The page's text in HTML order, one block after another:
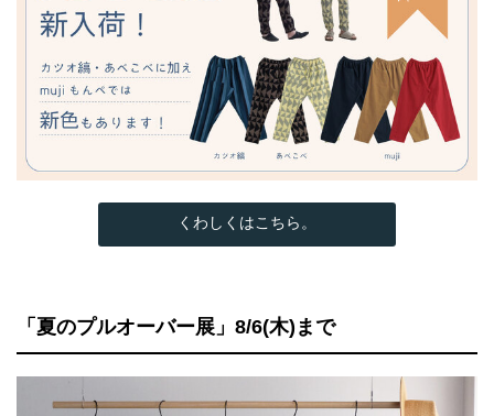
くわしくはこちら。
「夏のプルオーバー展」8/6(木)まで